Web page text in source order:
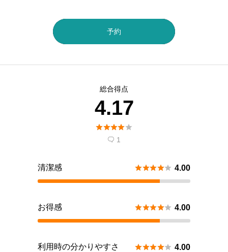
予約
総合得点
4.17

 1
清潔感  4.00
お得感  4.00
利用時の分かりやすさ  4.00